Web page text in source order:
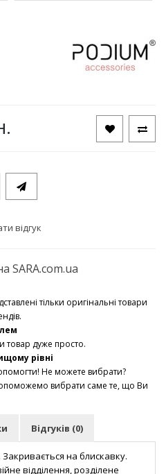
відгук
SARA.com.ua
тільки оригінальні товари
товар дуже просто.
рівні
Не можете вибрати?
вибрати саме те, що Ви
Відгуків (0)
на блискавку.
відділення, розділене